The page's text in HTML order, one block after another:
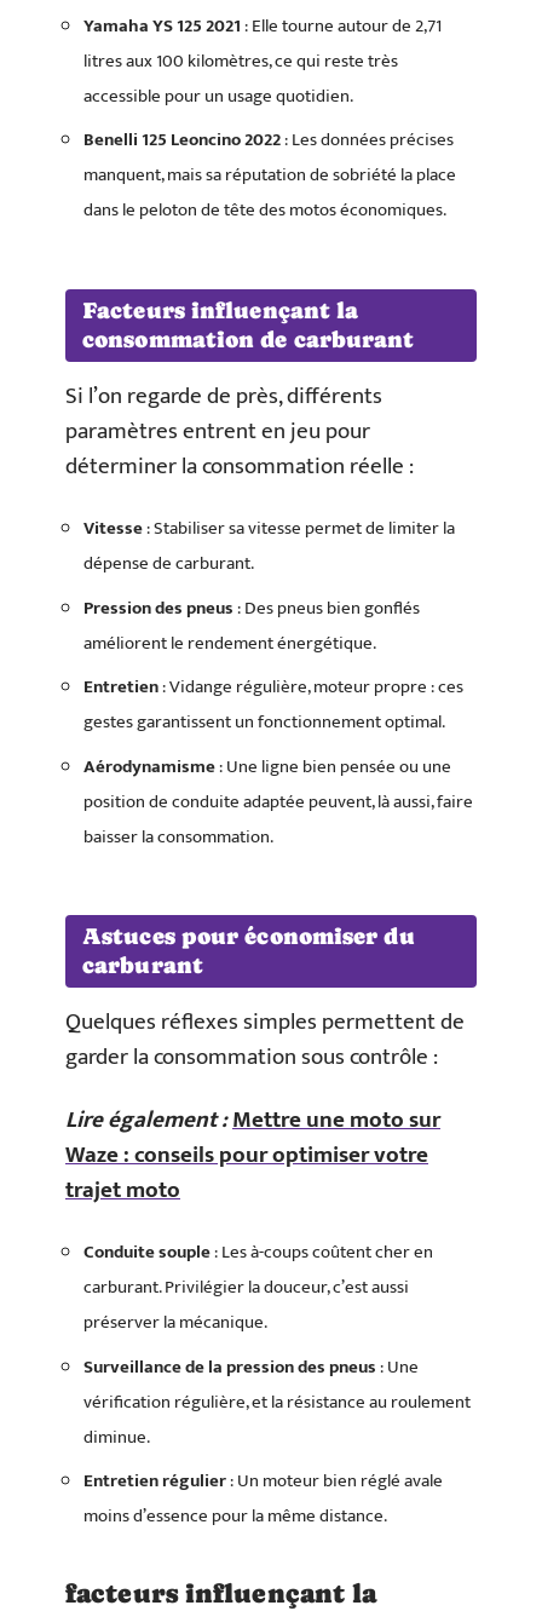
Yamaha YS 125 2021: Elle tourne autour de 2,71
litres aux 100 kilomètres, ce qui reste très
accessible pour un usage quotidien.
Benelli 125 Leoncino 2022: Les données précises
manquent, mais sa réputation de sobriété la place
dans le peloton de tête des motos économiques.
Facteurs influençant la
consommation de carburant
Si l’on regarde de près, différents
paramètres entrent en jeu pour
déterminer la consommation réelle :
Vitesse: Stabiliser sa vitesse permet de limiter la
dépense de carburant.
Pression des pneus: Des pneus bien gonflés
améliorent le rendement énergétique.
Entretien: Vidange régulière, moteur propre : ces
gestes garantissent un fonctionnement optimal.
Aérodynamisme: Une ligne bien pensée ou une
position de conduite adaptée peuvent, là aussi, faire
baisser la consommation.
Astuces pour économiser du
carburant
Quelques réflexes simples permettent de
garder la consommation sous contrôle :
Lire également :Mettre une moto sur
Waze : conseils pour optimiser votre
trajet moto
Conduite souple: Les à-coups coûtent cher en
carburant. Privilégier la douceur, c’est aussi
préserver la mécanique.
Surveillance de la pression des pneus: Une
vérification régulière, et la résistance au roulement
diminue.
Entretien régulier: Un moteur bien réglé avale
moins d’essence pour la même distance.
facteurs influençant la